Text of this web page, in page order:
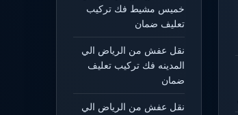
خميس مشيط فك تركيب
تعليف ضمان
نقل عفش من الرياض الي
المدينه فك تركيب تعليف
ضمان
نقل عفش من الرياض الي